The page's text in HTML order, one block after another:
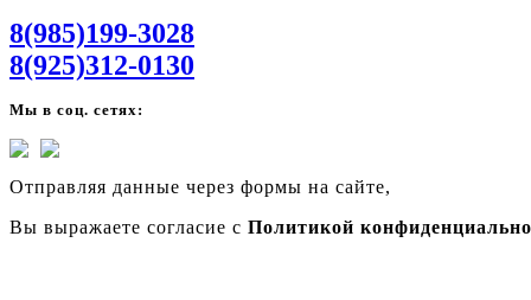
8(985)199-3028
8(925)312-0130
Мы в соц. сетях:
Отправляя данные через формы на сайте,
Вы выражаете согласие с Политикой